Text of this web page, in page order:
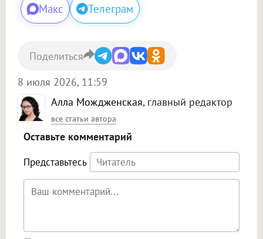
Макс Телеграм
Алла Мождженская, главный редактор
все статьи автора
8 июля 2026, 11:59
Поделиться
Оставьте комментарий
Представьтесь